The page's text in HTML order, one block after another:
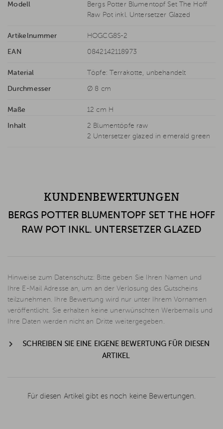
Modell
Bergs Potter Blumentopf Set The Hoff
Raw Pot inkl. Untersetzer Glazed
Artikelnummer HOGCG8S-2
EAN 0842142118973
Material Töpfe: Terrakotte, unbehandelt
Durchmesser Ø 8 cm
Maße 12 cm H
Inhalt
2 Blumentöpfe raw
2 Untersetzer glazed in emerald green
KUNDENBEWERTUNGEN
BERGS POTTER BLUMENTOPF SET THE HOFF
RAW POT INKL. UNTERSETZER GLAZED
Hinweise zum Datenschutz: Bitte geben Sie Ihren Namen und
Ihre E-Mail Adresse an, um an der Verlosung des Gutscheins
teilzunehmen. Ihre Bewertung wird nur unter Ihrem Vornamen
veröffentlicht. Sie erhalten keine unerwünschten Werbemails und
Ihre Daten werden nicht an Dritte weitergegeben.
SCHREIBEN SIE EINE EIGENE BEWERTUNG FÜR DIESEN
ARTIKEL
Für diesen Artikel gibt es noch keine Bewertungen.